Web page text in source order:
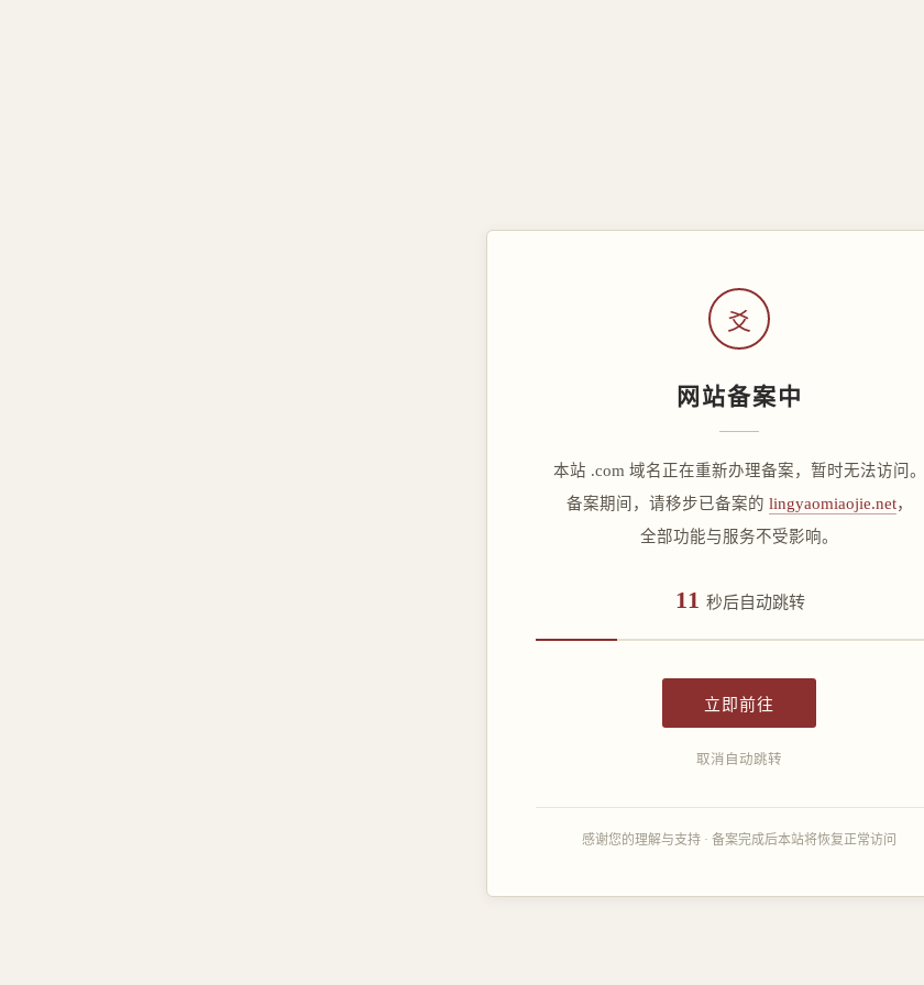
爻
网站备案中
本站 .com 域名正在重新办理备案，暂时无法访问。
备案期间，请移步已备案的 lingyaomiaojie.net，
全部功能与服务不受影响。
11 秒后自动跳转
立即前往
取消自动跳转
感谢您的理解与支持 · 备案完成后本站将恢复正常访问